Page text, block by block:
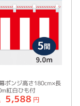
ポンジ高さ180cm×長
紅白ひも付
5,588 円